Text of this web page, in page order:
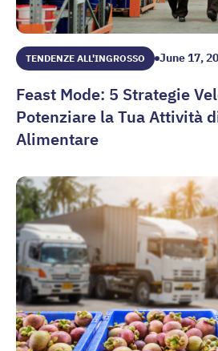
TENDENZE ALL'INGROSSO June 17,
Feast Mode: 5 Strategie
Potenziare la Tua Attività
Alimentare